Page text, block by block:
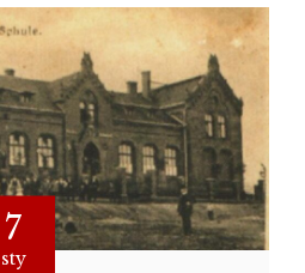
7
sty